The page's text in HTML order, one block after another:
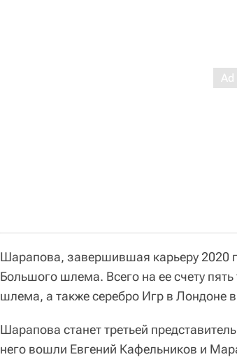
Шарапова, завершившая карьеру 2020
Большого шлема. Всего на ее счету
шлема, а также серебро Игр в Лондоне
Шарапова станет третьей
него вошли Евгений Кафельников и